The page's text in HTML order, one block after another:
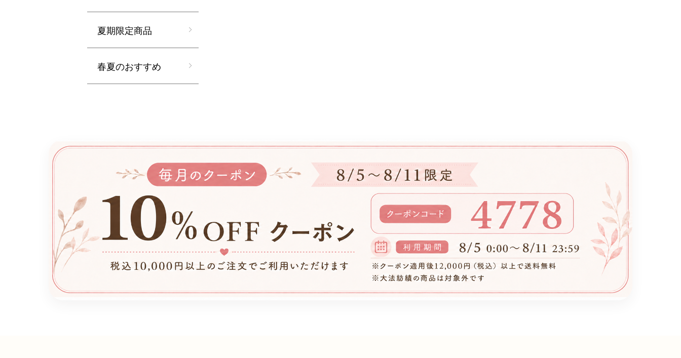
夏期限定商品
春夏のおすすめ